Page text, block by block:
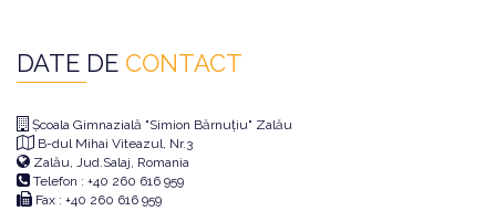
DATE DE CONTACT
Școala Gimnazială "Simion Bărnuțiu" Zalău
B-dul Mihai Viteazul, Nr.3
Zalău, Jud.Salaj, Romania
Telefon : +40 260 616 959
Fax : +40 260 616 959